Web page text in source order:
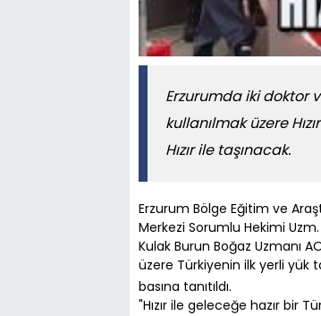
Erzurumda iki
kullanılmak üzere
Hızır ile taşınacak.
Erzurum Bölge Eğitim ve
Merkezi Sorumlu Hekimi
Kulak Burun Boğaz Uzmanı
üzere Türkiyenin ilk yerli
basına tanıtıldı.
"Hızır ile geleceğe hazır bir